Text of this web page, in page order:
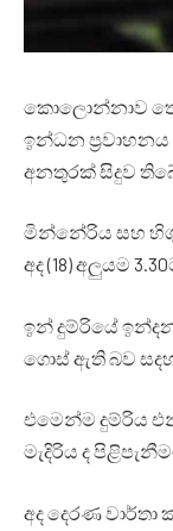
කොලොන්නාව
ඉන්ධන
අනතුරක් සිදුව
මින්නේරිය සහ
අද (18) අලුයම
ඉන් දුම්රියේ
ගොස් ඇති බව
එමෙන්ම දුම්රිය
මැදිරිය ද
අද දෙරණ